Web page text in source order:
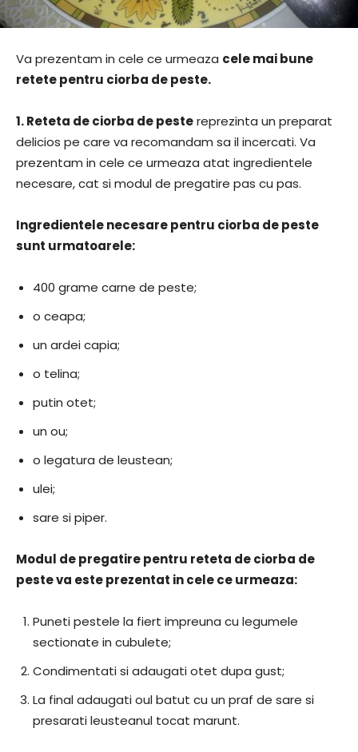
Va prezentam in cele ce urmeaza cele mai bune
retete pentru ciorba de peste.
1.Reteta de ciorba de pestereprezinta un preparat
delicios pe care va recomandam sa il incercati. Va
prezentam in cele ce urmeaza atat ingredientele
necesare, cat si modul de pregatire pas cu pas.
Ingredientele necesare pentru ciorba de peste
sunt urmatoarele:
400 grame carne de peste;
o ceapa;
un ardei capia;
o telina;
putin otet;
un ou;
o legatura de leustean;
ulei;
sare si piper.
Modul de pregatire pentru reteta de ciorba de
peste va este prezentat in cele ce urmeaza:
Puneti pestele la fiert impreuna cu legumele
sectionate in cubulete;
Condimentati si adaugati otet dupa gust;
La final adaugati oul batut cu un praf de sare si
presarati leusteanul tocat marunt.